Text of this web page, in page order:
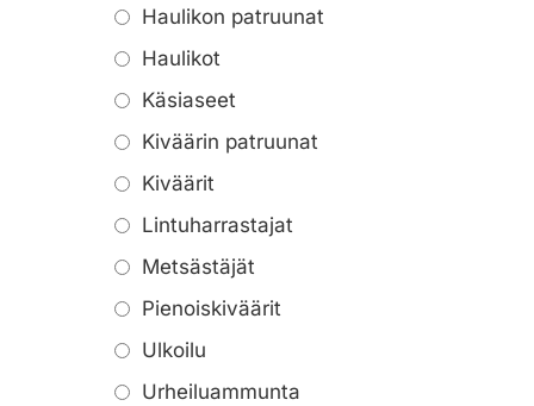
Haulikon patruunat
Haulikot
Käsiaseet
Kiväärin patruunat
Kiväärit
Lintuharrastajat
Metsästäjät
Pienoiskiväärit
Ulkoilu
Urheiluammunta